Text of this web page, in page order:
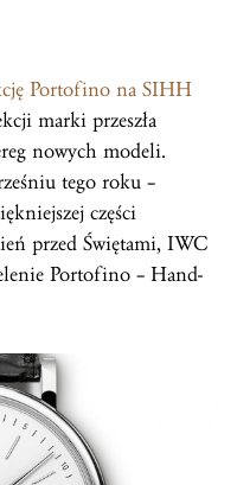
Portofino na SIHH
marki przeszła
nowych modeli.
tego roku –
części
przed Świętami, IWC
Portofino – Hand-